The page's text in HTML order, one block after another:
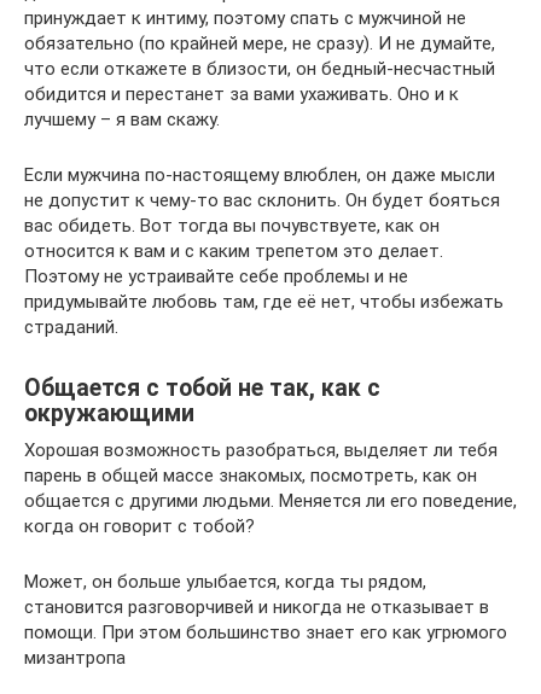
принуждает к интиму, поэтому спать с мужчиной не
обязательно (по крайней мере, не сразу). И не думайте,
что если откажете в близости, он бедный-несчастный
обидится и перестанет за вами ухаживать. Оно и к
лучшему – я вам скажу.
Если мужчина по-настоящему влюблен, он даже мысли
не допустит к чему-то вас склонить. Он будет бояться
вас обидеть. Вот тогда вы почувствуете, как он
относится к вам и с каким трепетом это делает.
Поэтому не устраивайте себе проблемы и не
придумывайте любовь там, где её нет, чтобы избежать
страданий.
Общается с тобой не так, как с
окружающими
Хорошая возможность разобраться, выделяет ли тебя
парень в общей массе знакомых, посмотреть, как он
общается с другими людьми. Меняется ли его поведение,
когда он говорит с тобой?
Может, он больше улыбается, когда ты рядом,
становится разговорчивей и никогда не отказывает в
помощи. При этом большинство знает его как угрюмого
мизантропа